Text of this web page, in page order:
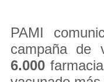
PAMI
campaña de
6.000